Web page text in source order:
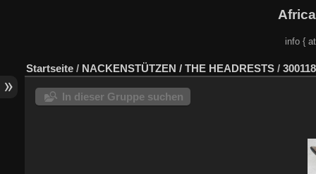
info {
Startseite / NACKENSTÜTZEN / THE HEADRESTS /
In dieser Gruppe suchen